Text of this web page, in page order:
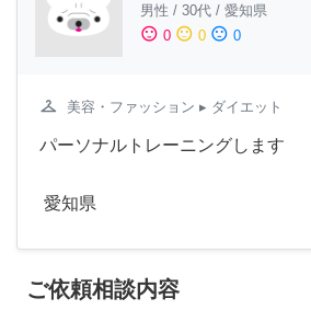
男性 / 30代 / 愛知県
sentiment_satisfied 0 sentiment_neutral 0 sentiment_dissatisfied 0
checkroom 美容・ファッション ▸ ダイエット
パーソナルトレーニングします
愛知県
ご依頼相談内容